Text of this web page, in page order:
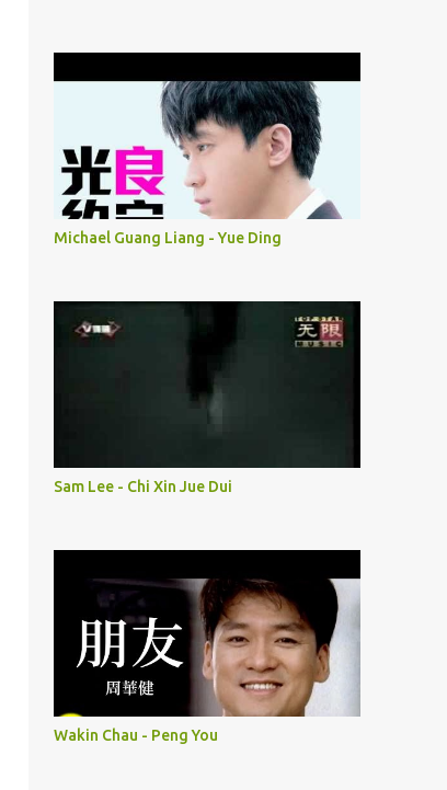
Michael Guang Liang - Yue Ding
Sam Lee - Chi Xin Jue Dui
Wakin Chau - Peng You